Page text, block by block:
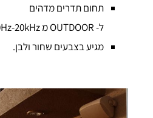
תחום תדרים מדהים
ל- OUTDOOR מ 80Hz-20kHz
מגיע בצבעים שחור ולבן.